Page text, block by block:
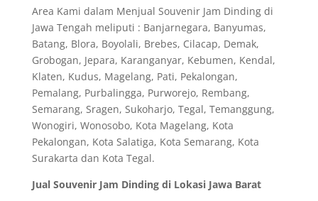
Area Kami dalam Menjual Souvenir Jam Dinding di
Jawa Tengah meliputi : Banjarnegara, Banyumas,
Batang, Blora, Boyolali, Brebes, Cilacap, Demak,
Grobogan, Jepara, Karanganyar, Kebumen, Kendal,
Klaten, Kudus, Magelang, Pati, Pekalongan,
Pemalang, Purbalingga, Purworejo, Rembang,
Semarang, Sragen, Sukoharjo, Tegal, Temanggung,
Wonogiri, Wonosobo, Kota Magelang, Kota
Pekalongan, Kota Salatiga, Kota Semarang, Kota
Surakarta dan Kota Tegal.
Jual Souvenir Jam Dinding di Lokasi Jawa Barat